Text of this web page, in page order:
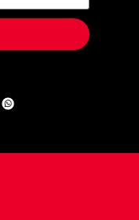
WhatsApp